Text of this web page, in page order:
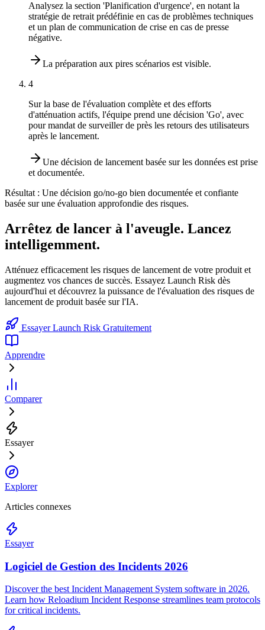
Analysez la section 'Planification d'urgence', en notant la
stratégie de retrait prédéfinie en cas de problèmes techniques
et un plan de communication de crise en cas de presse
négative.
La préparation aux pires scénarios est visible.
4
Sur la base de l'évaluation complète et des efforts
d'atténuation actifs, l'équipe prend une décision 'Go', avec
pour mandat de surveiller de près les retours des utilisateurs
après le lancement.
Une décision de lancement basée sur les données est prise
et documentée.
Résultat : Une décision go/no-go bien documentée et confiante
basée sur une évaluation approfondie des risques.
Arrêtez de lancer à l'aveugle. Lancez
intelligemment.
Atténuez efficacement les risques de lancement de votre produit et
augmentez vos chances de succès. Essayez Launch Risk dès
aujourd'hui et découvrez la puissance de l'évaluation des risques de
lancement de produit basée sur l'IA.
Essayer Launch Risk Gratuitement
Apprendre
Comparer
Essayer
Explorer
Articles connexes
Essayer
Logiciel de Gestion des Incidents 2026
Discover the best Incident Management System software in 2026.
Learn how Reloadium Incident Response streamlines team protocols
for critical incidents.